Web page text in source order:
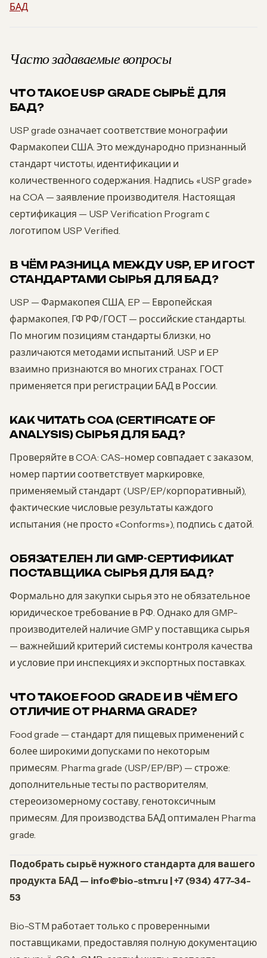
БАД
Часто задаваемые вопросы
ЧТО ТАКОЕ USP GRADE СЫРЬЁ ДЛЯ
БАД?
USP grade означает соответствие монографии
Фармакопеи США. Это международно признанный
стандарт чистоты, идентификации и
количественного содержания. Надпись «USP grade»
на COA — заявление производителя. Настоящая
сертификация — USP Verification Program с
логотипом USP Verified.
В ЧЁМ РАЗНИЦА МЕЖДУ USP, EP И ГОСТ
СТАНДАРТАМИ СЫРЬЯ ДЛЯ БАД?
USP — Фармакопея США, EP — Европейская
фармакопея, ГФ РФ/ГОСТ — российские стандарты.
По многим позициям стандарты близки, но
различаются методами испытаний. USP и EP
взаимно признаются во многих странах. ГОСТ
применяется при регистрации БАД в России.
КАК ЧИТАТЬ COA (CERTIFICATE OF
ANALYSIS) СЫРЬЯ ДЛЯ БАД?
Проверяйте в COA: CAS-номер совпадает с заказом,
номер партии соответствует маркировке,
применяемый стандарт (USP/EP/корпоративный),
фактические числовые результаты каждого
испытания (не просто «Conforms»), подпись с датой.
ОБЯЗАТЕЛЕН ЛИ GMP-СЕРТИФИКАТ
ПОСТАВЩИКА СЫРЬЯ ДЛЯ БАД?
Формально для закупки сырья это не обязательное
юридическое требование в РФ. Однако для GMP-
производителей наличие GMP у поставщика сырья
— важнейший критерий системы контроля качества
и условие при инспекциях и экспортных поставках.
ЧТО ТАКОЕ FOOD GRADE И В ЧЁМ ЕГО
ОТЛИЧИЕ ОТ PHARMA GRADE?
Food grade — стандарт для пищевых применений с
более широкими допусками по некоторым
примесям. Pharma grade (USP/EP/BP) — строже:
дополнительные тесты по растворителям,
стереоизомерному составу, генотоксичным
примесям. Для производства БАД оптимален Pharma
grade.
Подобрать сырьё нужного стандарта для вашего
продукта БАД — info@bio-stm.ru | +7 (934) 477-34-
53
Bio-STM работает только с проверенными
поставщиками, предоставляя полную документацию